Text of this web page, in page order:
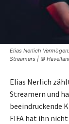
Elias Nerlich
Streamers | ©
Elias Nerlich
Streamern und
beeindruckende
FIFA hat ihn